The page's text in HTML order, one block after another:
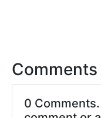
Comments
0